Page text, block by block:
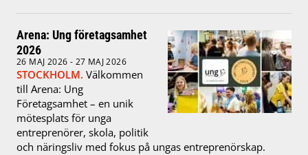
Arena: Ung företagsamhet
2026
26 MAJ 2026 - 27 MAJ 2026
STOCKHOLM. Välkommen
till Arena: Ung
Företagsamhet – en unik
mötesplats för unga
entreprenörer, skola, politik
och näringsliv med fokus på ungas entreprenörskap.